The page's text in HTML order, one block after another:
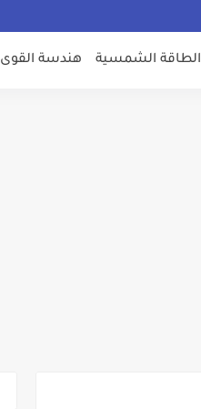
الطاقة الشمسية هندسة القوى